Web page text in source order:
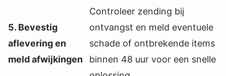
5. Bevestig
aflevering en
meld afwijkingen
Controleer zending bij
ontvangst en meld eventuele
schade of ontbrekende items
binnen 48 uur voor een snelle